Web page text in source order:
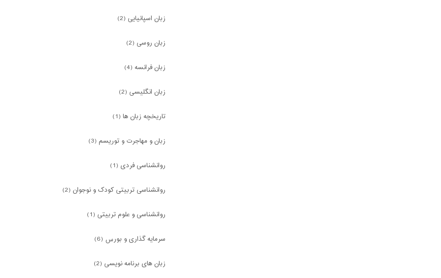
زبان اسپانیایی (2)
زبان روسی (2)
زبان فرانسه (4)
زبان انگلیسی (2)
تاریخچه زبان ها (1)
زبان و مهاجرت و توریسم (3)
روانشناسی فردی (1)
روانشناسی تربیتی کودک و نوجوان (2)
روانشناسی و علوم تربیتی (1)
سرمایه گذاری و بورس (6)
زبان های برنامه نویسی (2)